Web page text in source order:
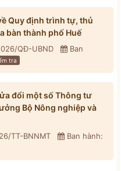
Quy định trình tự, thủ
bàn thành phố Huế
QĐ-UBND
Ban
tra
đổi một số Thông tư
Bộ Nông nghiệp và
TT-BNNMT
Ban hành: